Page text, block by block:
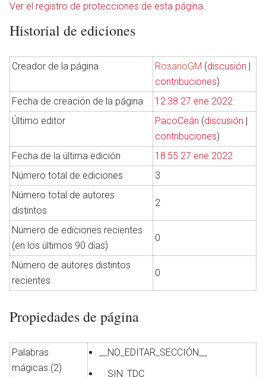
Ver el registro de protecciones de esta página.
Historial de ediciones
Creador de la página RosarioGM (discusión |
contribuciones)
Fecha de creación de la página
12:38 27 ene 2022
Último editor
PacoCeán (discusión |
contribuciones)
Fecha de la última edición
18:55 27 ene 2022
Número total de ediciones
3
Número total de autores
distintos
2
Número de ediciones recientes
(en los últimos 90 días)
0
Número de autores distintos
recientes
0
Propiedades de página
Palabras
mágicas (2)
__NO_EDITAR_SECCIÓN__
__SIN_TDC__